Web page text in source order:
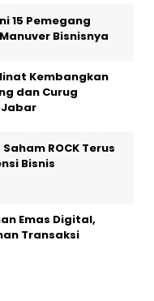
15 Pemegang
Bisnisnya
Kembangkan
dan Curug
Jabar
ROCK Terus
Bisnis
Emas Digital,
Transaksi